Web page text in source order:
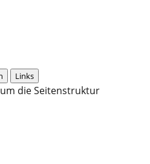
Links
die Seitenstruktur